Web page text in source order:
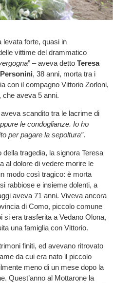
levata forte, quasi in
vittime del drammatico
” – aveva detto Teresa
, 38 anni, morta tra i
con il compagno Vittorio Zorloni,
che aveva 5 anni.
scandito tra le lacrime di
le condoglianze. Io ho
per pagare la sepoltura”.
tragedia, la signora Teresa
al dolore di vedere morire le
modo così tragico: è morta
rabbiose e insieme dolenti, a
aveva 71 anni. Viveva ancora
di Como, piccolo comune
si era trasferita a Vedano Olona,
una famiglia con Vittorio.
finiti, ed avevano ritrovato
da cui era nato il piccolo
meno di un mese dopo la
Quest’anno al Mottarone la